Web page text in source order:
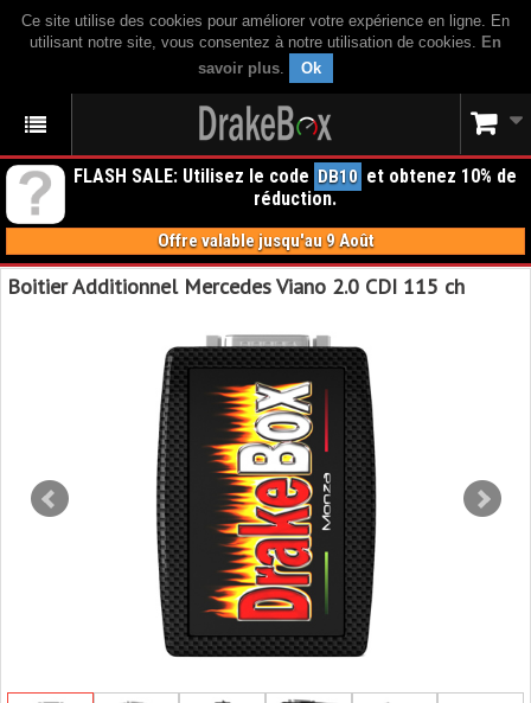
Ce site utilise des cookies pour améliorer votre expérience en ligne. En
utilisant notre site, vous consentez à notre utilisation de cookies. En
savoir plus. Ok
FLASH SALE: Utilisez le code DB10 et obtenez 10% de
réduction.
Offre valable jusqu'au 9 Août
Boitier Additionnel Mercedes Viano 2.0 CDI 115 ch